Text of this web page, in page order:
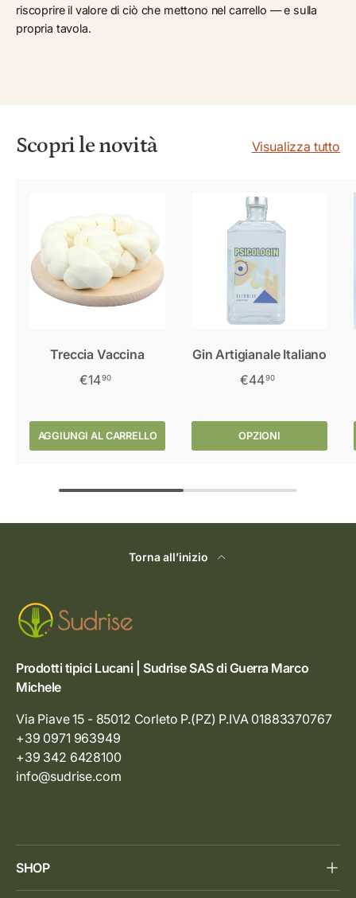
riscoprire il valore di ciò che mettono nel carrello — e sulla
propria tavola.
Scopri le novità Visualizza tutto
Treccia Vaccina
€1490
AGGIUNGI AL CARRELLO
Gin Artigianale Italiano
€4490
OPZIONI
Torna all’inizio
Prodotti tipici Lucani | Sudrise SAS di Guerra Marco
Michele
Via Piave 15 - 85012 Corleto P.(PZ) P.IVA 01883370767
+39 0971 963949
+39 342 6428100
info@sudrise.com
SHOP